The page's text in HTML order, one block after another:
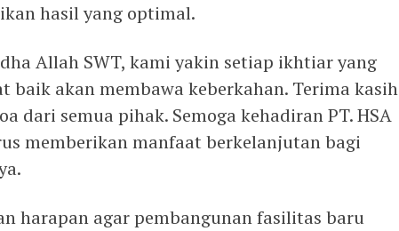
hasil yang optimal.
Allah SWT, kami yakin setiap ikhtiar yang
baik akan membawa keberkahan. Terima kasih
dari semua pihak. Semoga kehadiran PT. HSA
memberikan manfaat berkelanjutan bagi
harapan agar pembangunan fasilitas baru